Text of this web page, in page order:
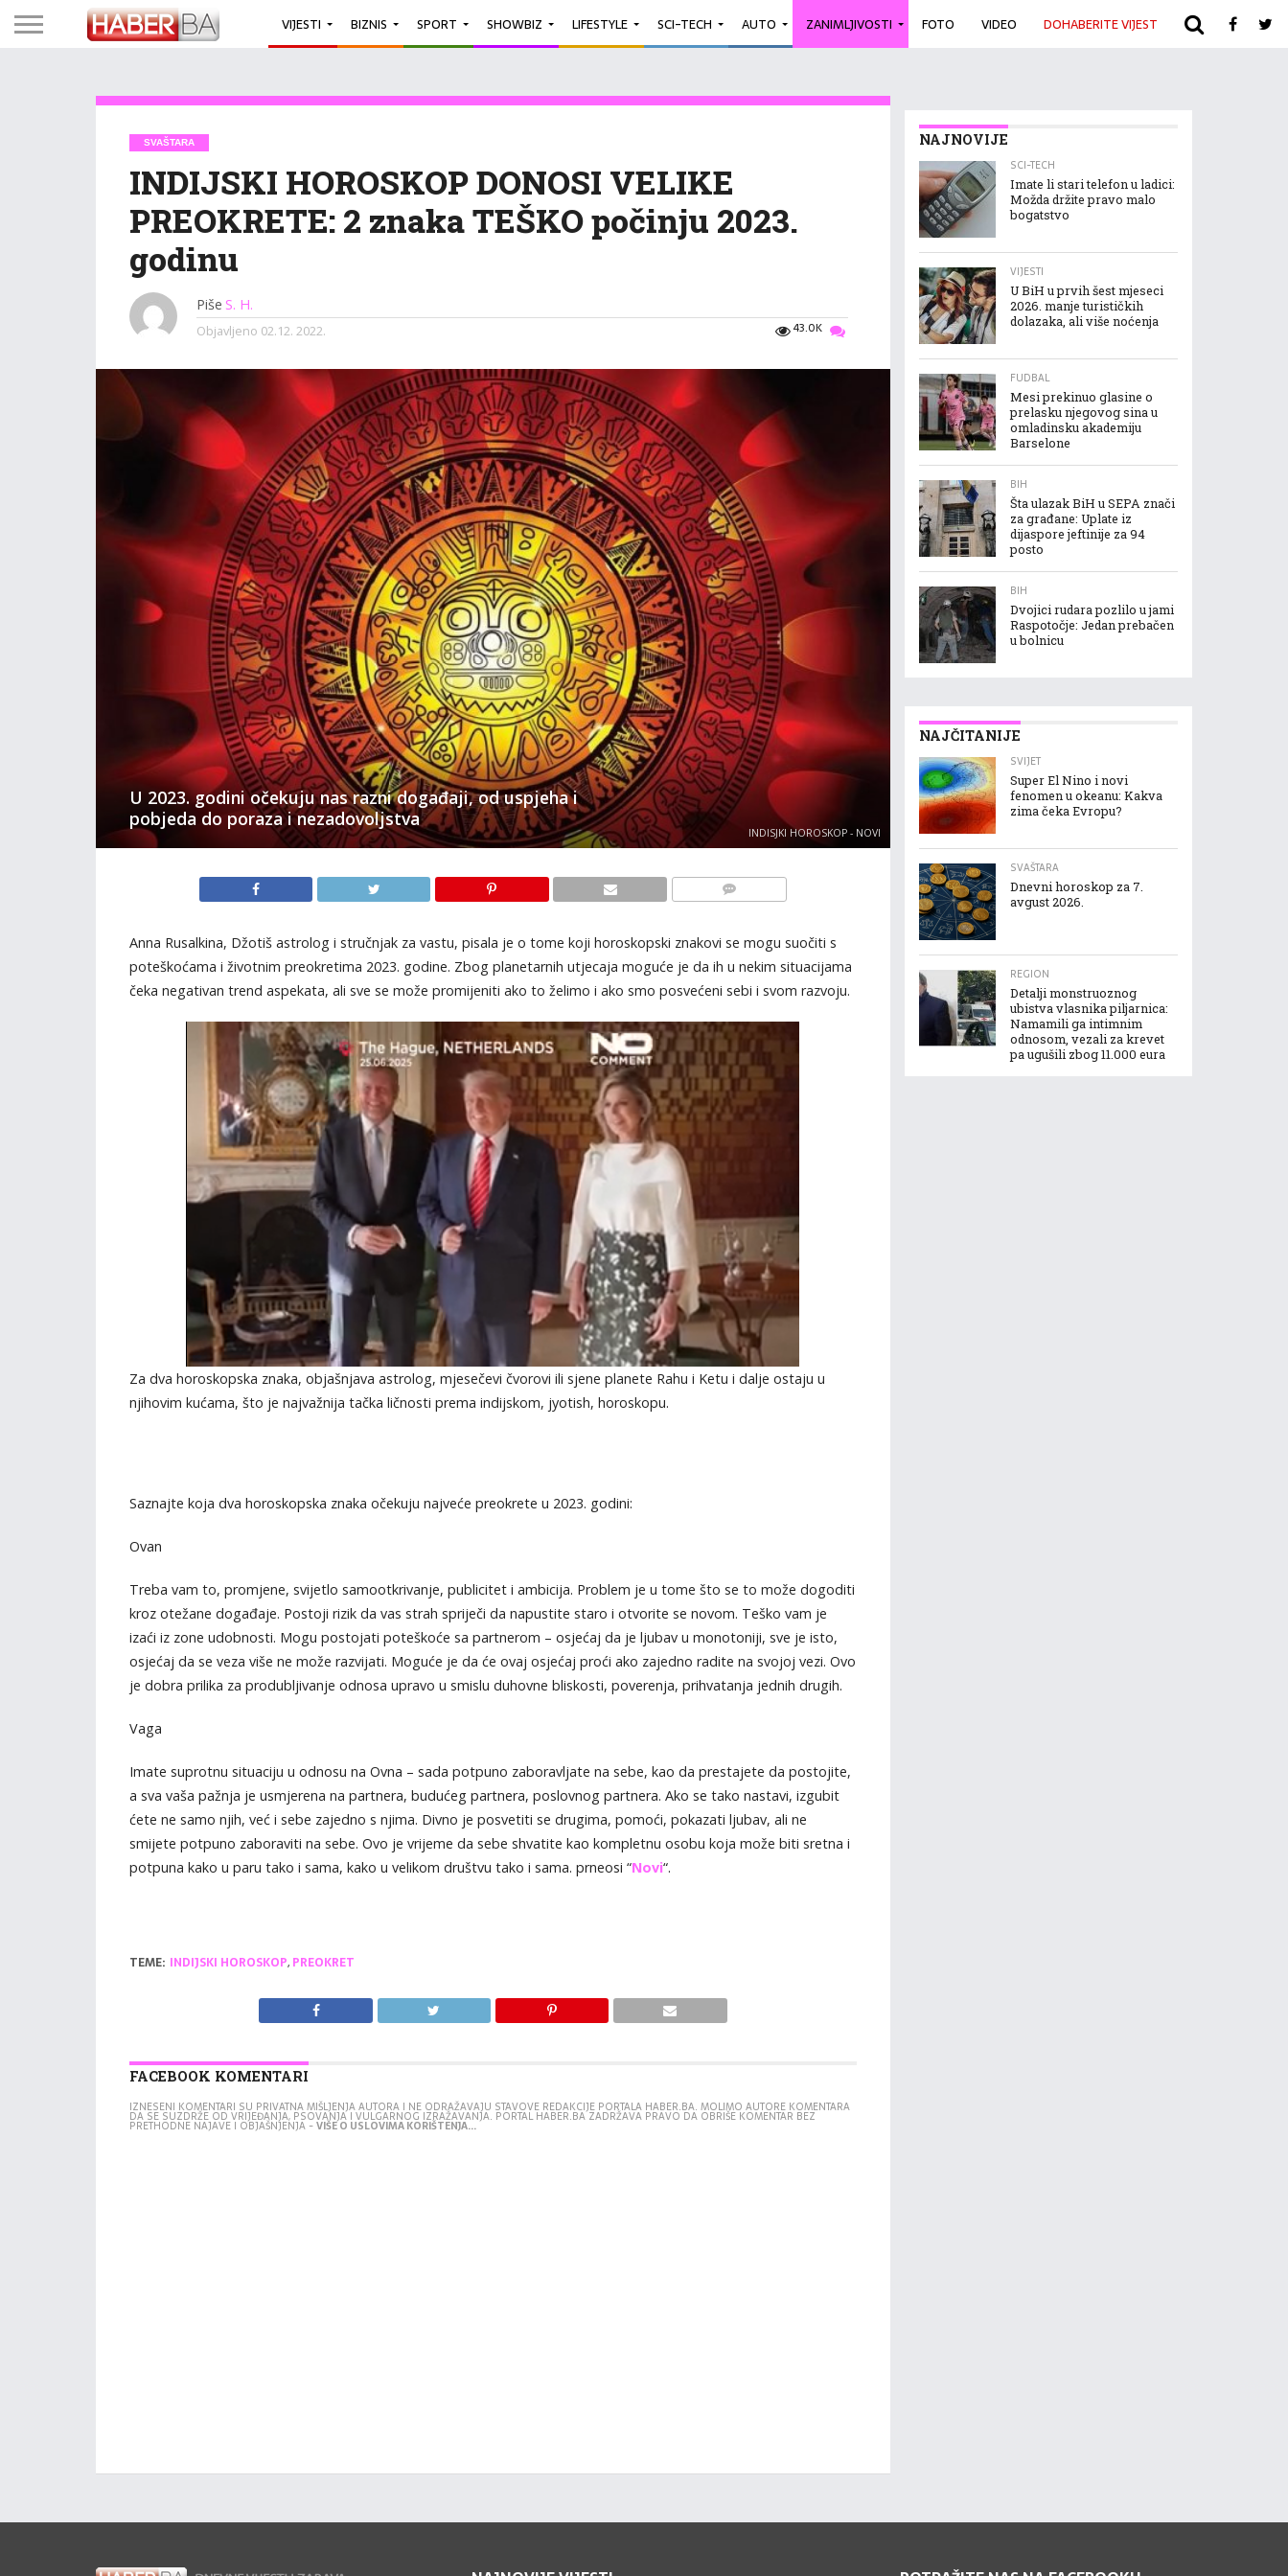
VIJESTI BIZNIS SPORT SHOWBIZ LIFESTYLE SCI-TECH AUTO ZANIMLJIVOSTI FOTO VIDEO DOHABERITE VIJEST ARHIVA
SVAŠTARA
INDIJSKI HOROSKOP DONOSI VELIKE
PREOKRETE: 2 znaka TEŠKO počinju 2023.
godinu
Piše S. H.
43.0K
Objavljeno 02.12. 2022.
U 2023. godini očekuju nas razni događaji, od uspjeha i
pobjeda do poraza i nezadovoljstva
INDISJKI HOROSKOP - NOVI
Anna Rusalkina, Džotiš astrolog i stručnjak za vastu, pisala je o tome koji horoskopski znakovi se mogu suočiti s
poteškoćama i životnim preokretima 2023. godine. Zbog planetarnih utjecaja moguće je da ih u nekim situacijama
čeka negativan trend aspekata, ali sve se može promijeniti ako to želimo i ako smo posvećeni sebi i svom razvoju.
Za dva horoskopska znaka, objašnjava astrolog, mjesečevi čvorovi ili sjene planete Rahu i Ketu i dalje ostaju u
njihovim kućama, što je najvažnija tačka ličnosti prema indijskom, jyotish, horoskopu.
Saznajte koja dva horoskopska znaka očekuju najveće preokrete u 2023. godini:
Ovan
Treba vam to, promjene, svijetlo samootkrivanje, publicitet i ambicija. Problem je u tome što se to može dogoditi
kroz otežane događaje. Postoji rizik da vas strah spriječi da napustite staro i otvorite se novom. Teško vam je
izaći iz zone udobnosti. Mogu postojati poteškoće sa partnerom – osjećaj da je ljubav u monotoniji, sve je isto,
osjećaj da se veza više ne može razvijati. Moguće je da će ovaj osjećaj proći ako zajedno radite na svojoj vezi. Ovo
je dobra prilika za produbljivanje odnosa upravo u smislu duhovne bliskosti, poverenja, prihvatanja jednih drugih.
Vaga
Imate suprotnu situaciju u odnosu na Ovna – sada potpuno zaboravljate na sebe, kao da prestajete da postojite,
a sva vaša pažnja je usmjerena na partnera, budućeg partnera, poslovnog partnera. Ako se tako nastavi, izgubit
ćete ne samo njih, već i sebe zajedno s njima. Divno je posvetiti se drugima, pomoći, pokazati ljubav, ali ne
smijete potpuno zaboraviti na sebe. Ovo je vrijeme da sebe shvatite kao kompletnu osobu koja može biti sretna i
potpuna kako u paru tako i sama, kako u velikom društvu tako i sama. prneosi “Novi“.
TEME: INDIJSKI HOROSKOP, PREOKRET
FACEBOOK KOMENTARI
IZNESENI KOMENTARI SU PRIVATNA MIŠLJENJA AUTORA I NE ODRAŽAVAJU STAVOVE REDAKCIJE PORTALA HABER.BA. MOLIMO AUTORE KOMENTARA
DA SE SUZDRŽE OD VRIJEĐANJA, PSOVANJA I VULGARNOG IZRAŽAVANJA. PORTAL HABER.BA ZADRŽAVA PRAVO DA OBRIŠE KOMENTAR BEZ
PRETHODNE NAJAVE I OBJAŠNJENJA -VIŠE O USLOVIMA KORIŠTENJA...
NAJNOVIJE
SCI-TECH
Imate li stari telefon u ladici:
Možda držite pravo malo
bogatstvo
VIJESTI
U BiH u prvih šest mjeseci
2026. manje turističkih
dolazaka, ali više noćenja
FUDBAL
Mesi prekinuo glasine o
prelasku njegovog sina u
omladinsku akademiju
Barselone
BIH
Šta ulazak BiH u SEPA znači
za građane: Uplate iz
dijaspore jeftinije za 94
posto
BIH
Dvojici rudara pozlilo u jami
Raspotočje: Jedan prebačen
u bolnicu
NAJČITANIJE
SVIJET
Super El Nino i novi
fenomen u okeanu: Kakva
zima čeka Evropu?
SVAŠTARA
Dnevni horoskop za 7.
avgust 2026.
REGION
Detalji monstruoznog
ubistva vlasnika piljarnica:
Namamili ga intimnim
odnosom, vezali za krevet
pa ugušili zbog 11.000 eura